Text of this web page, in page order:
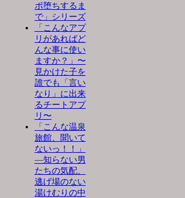
ポ堕ちするま
で」シリーズ
「こんなアプ
リがあればど
んな事に使い
ますか？」〜
見かけた子を
誰でも「言い
なり」に出来
るチートアプ
リ〜
「こんな温泉
旅館、聞いて
ないっ！！」
―知らない男
たちの気配、
逃げ場のない
湯けむりの中